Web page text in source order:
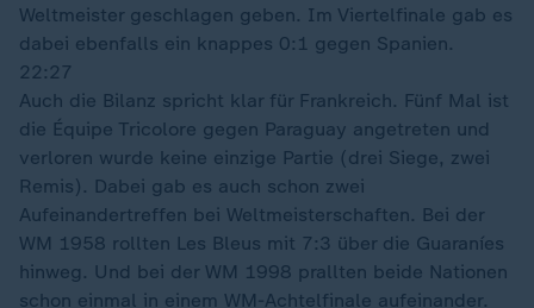
Weltmeister geschlagen geben. Im Viertelfinale gab es
dabei ebenfalls ein knappes 0:1 gegen Spanien.
22:27
Auch die Bilanz spricht klar für Frankreich. Fünf Mal ist
die Équipe Tricolore gegen Paraguay angetreten und
verloren wurde keine einzige Partie (drei Siege, zwei
Remis). Dabei gab es auch schon zwei
Aufeinandertreffen bei Weltmeisterschaften. Bei der
WM 1958 rollten Les Bleus mit 7:3 über die Guaraníes
hinweg. Und bei der WM 1998 prallten beide Nationen
schon einmal in einem WM-Achtelfinale aufeinander.